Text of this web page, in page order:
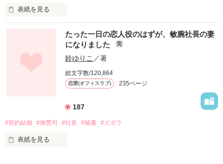
策士なドＳに豹変しました
全女性社員が憧れる品行方正な王子様
朝比奈蒼真　33歳
真面目で愛嬌のない運航管理者
表紙を見る
職業、ネイリスト。恋人無し、独身。
そんな私が伯母に頼まれ従姉妹のお見合いに代理で出席。
「仕事絡みで言い寄ってくる女性対策で、ちょうど婚約者が欲
婚約者になれ」
たった一日の恋人役のはずが、敏腕社長の妻
になりました
完
鈴ゆりこ ／著
総文字数/120,864
恋愛(オフィスラブ) 235ページ
187
#契約結婚 #御曹司 #社長 #秘書 #ズボラ
表紙を見る